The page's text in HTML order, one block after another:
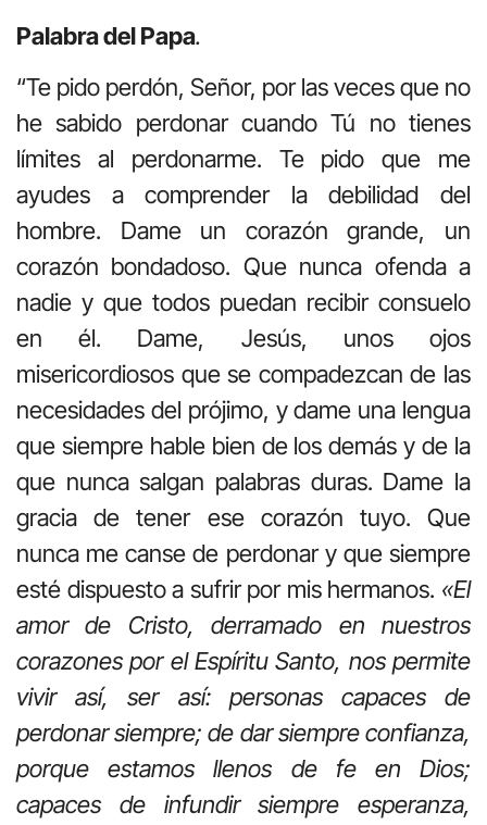
Palabra del Papa.
“Te pido perdón, Señor, por las veces que no
he sabido perdonar cuando Tú no tienes
límites al perdonarme. Te pido que me
ayudes a comprender la debilidad del
hombre. Dame un corazón grande, un
corazón bondadoso. Que nunca ofenda a
nadie y que todos puedan recibir consuelo
en él. Dame, Jesús, unos ojos
misericordiosos que se compadezcan de las
necesidades del prójimo, y dame una lengua
que siempre hable bien de los demás y de la
que nunca salgan palabras duras. Dame la
gracia de tener ese corazón tuyo. Que
nunca me canse de perdonar y que siempre
esté dispuesto a sufrir por mis hermanos. «El
amor de Cristo, derramado en nuestros
corazones por el Espíritu Santo, nos permite
vivir así, ser así: personas capaces de
perdonar siempre; de dar siempre confianza,
porque estamos llenos de fe en Dios;
capaces de infundir siempre esperanza,